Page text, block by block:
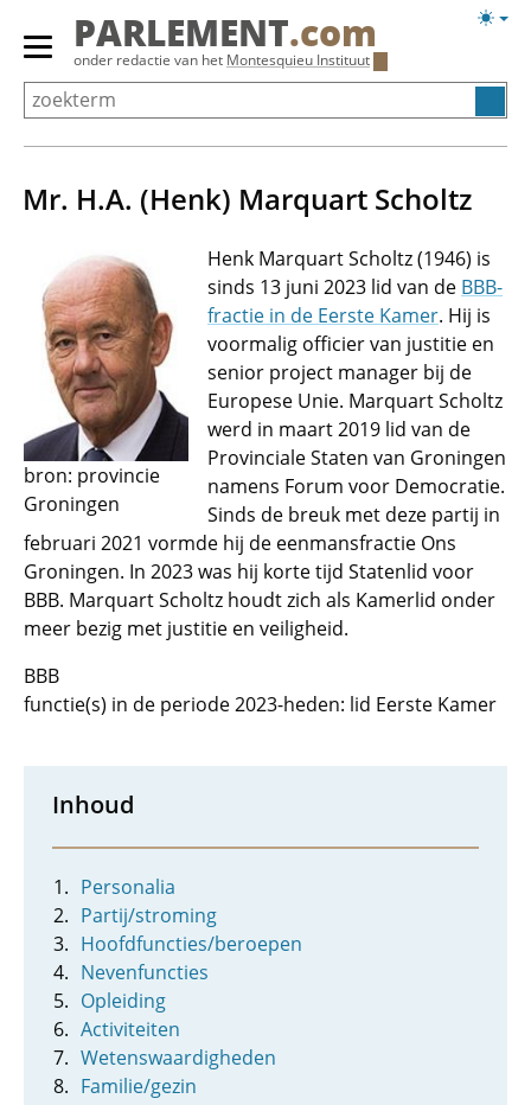
Overslaan
Primair
menu
tonen/verbergen
PARLEMENT.com
onder redactie van het Montesquieu Instituut
Mr. H.A. (Henk) Marquart Scholtz
bron: provincie
Groningen
Henk Marquart Scholtz (1946) is
sinds 13 juni 2023 lid van de BBB-
fractie in de Eerste Kamer. Hij is
voormalig officier van justitie en
senior project manager bij de
Europese Unie. Marquart Scholtz
werd in maart 2019 lid van de
Provinciale Staten van Groningen
namens Forum voor Democratie.
Sinds de breuk met deze partij in
februari 2021 vormde hij de eenmansfractie Ons
Groningen. In 2023 was hij korte tijd Statenlid voor
BBB. Marquart Scholtz houdt zich als Kamerlid onder
meer bezig met justitie en veiligheid.
BBB
functie(s) in de periode 2023-heden: lid Eerste Kamer
Inhoud
Personalia
Partij/stroming
Hoofdfuncties/beroepen
Nevenfuncties
Opleiding
Activiteiten
Wetenswaardigheden
Familie/gezin